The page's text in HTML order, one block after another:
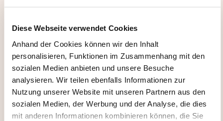
Diese Webseite verwendet Cookies
Anhand der Cookies können wir den Inhalt
personalisieren, Funktionen im Zusammenhang mit den
sozialen Medien anbieten und unsere Besuche
analysieren. Wir teilen ebenfalls Informationen zur
Nutzung unserer Website mit unseren Partnern aus den
sozialen Medien, der Werbung und der Analyse, die dies
mit anderen Informationen kombinieren können, die Sie
DIESE WEITERBILDUNGEN
KÖNNTEN SIE INTERESSIEREN